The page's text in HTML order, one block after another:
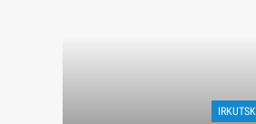
IRKUTSK